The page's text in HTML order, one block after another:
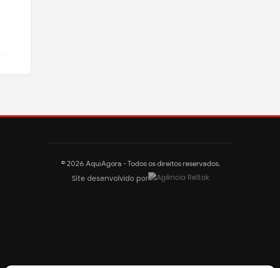
© 2026 AquiAgora - Todos os direitos reservados.
Site desenvolvido por